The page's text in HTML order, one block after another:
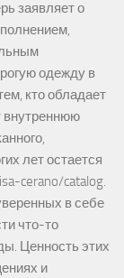
заявляет о
одежду в
кто обладает
внутреннюю
лет остается
cerano/catalog.
в себе
что-то
Ценность этих
и